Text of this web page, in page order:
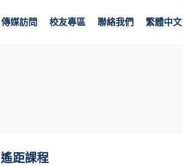
傳媒訪問 校友專區 聯絡我們 繁體中文
遙距課程